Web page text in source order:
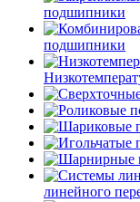
подшипники
подшипники
линейного